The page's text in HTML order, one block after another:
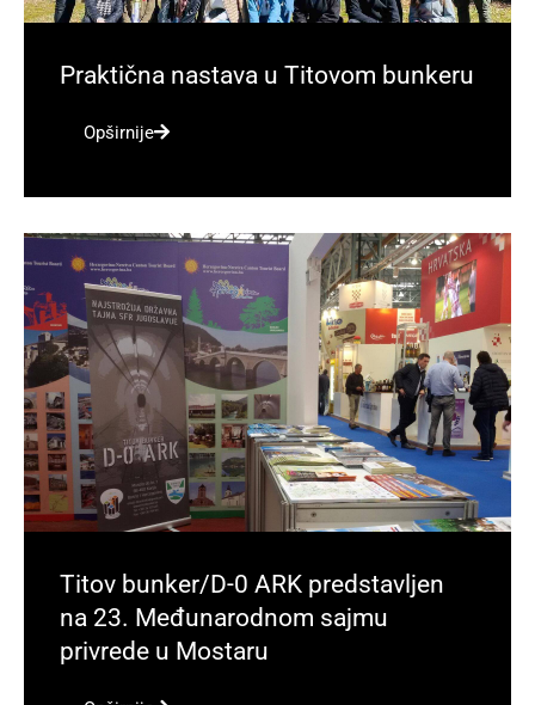
Praktična nastava u Titovom bunkeru
Opširnije
Titov bunker/D-0 ARK predstavljen
na 23. Međunarodnom sajmu
privrede u Mostaru